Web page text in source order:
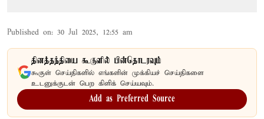
Published on: 30 Jul 2025, 12:55 am
தினத்தந்தியை கூகுளில் பின்தொடரவும்
கூகுள் செய்திகளில் எங்களின் முக்கியச் செய்திகளை
உடனுக்குடன் பெற கிளிக் செய்யவும்.
Add as Preferred Source